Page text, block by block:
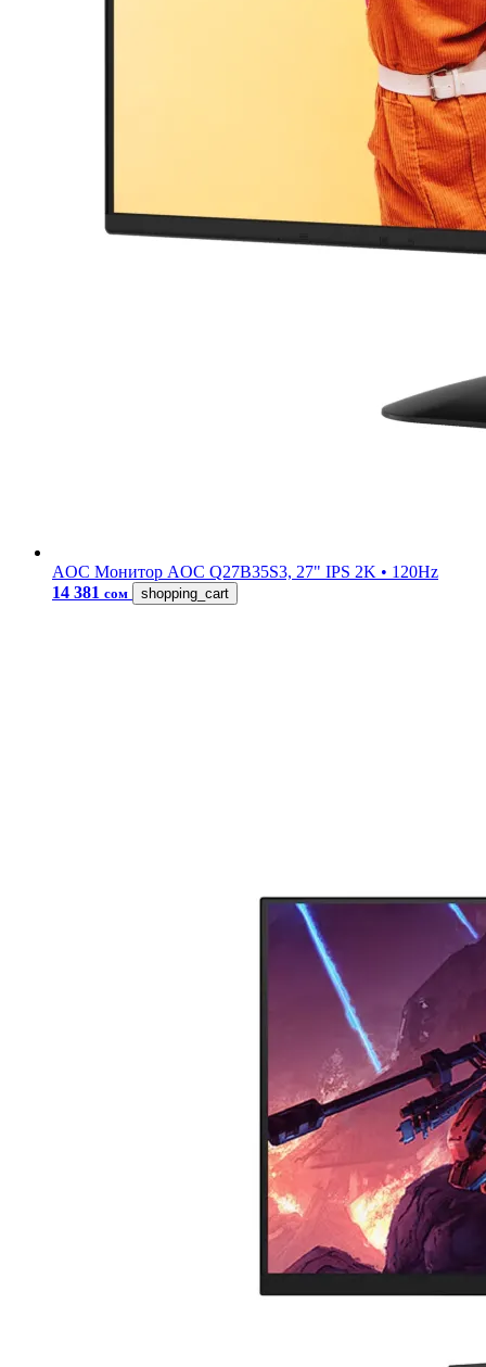
AOC Монитор AOC Q27B35S3, 27" IPS 2K • 120Hz
14 381 сом shopping_cart